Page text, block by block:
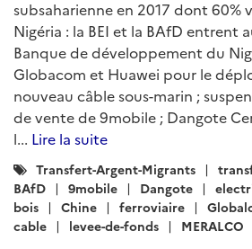
subsaharienne en 2017 dont 60%
Nigéria : la BEI et la BAfD entrent
Banque de développement du
Globacom et Huawei pour le
nouveau câble sous-marin ;
de vente de 9mobile ; Dangote
l... Lire la suite
Catégories
:
Transfert-Argent-Migrants
BAfD
9mobile Dangote
bois
Chine ferroviaire
cable
levee-de-fonds MERALCO